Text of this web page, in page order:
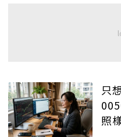
只
照